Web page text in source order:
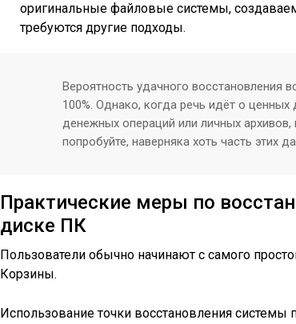
оригинальные файловые системы,
требуются другие подходы.
Вероятность удачного восстановления
100%. Однако, когда речь идёт о
денежных операций или личных
попробуйте, наверняка хоть часть этих
Практические меры по
диске ПК
Пользователи обычно начинают с самого
Корзины.
Использование точки восстановления